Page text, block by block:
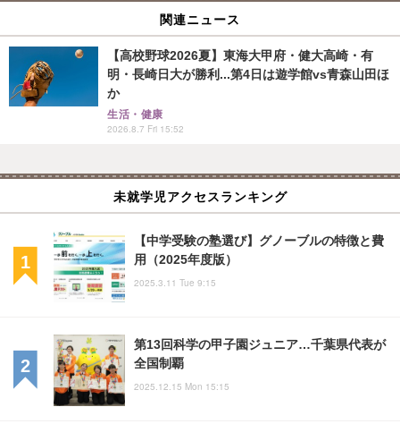
関連ニュース
【高校野球2026夏】東海大甲府・健大高崎・有
明・長崎日大が勝利...第4日は遊学館vs青森山田ほ
か
生活・健康
2026.8.7 Fri 15:52
未就学児アクセスランキング
【中学受験の塾選び】グノーブルの特徴と費
用（2025年度版）
2025.3.11 Tue 9:15
第13回科学の甲子園ジュニア…千葉県代表が
全国制覇
2025.12.15 Mon 15:15